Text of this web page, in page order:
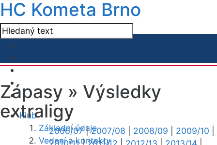
HC Kometa Brno
Klub
Základní údaje
Vedení a kontakty
Zápasy » Výsledky
extraligy
2006/07|2007/08 2008/09 2009/10